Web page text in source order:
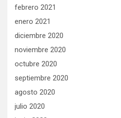
febrero 2021
enero 2021
diciembre 2020
noviembre 2020
octubre 2020
septiembre 2020
agosto 2020
julio 2020